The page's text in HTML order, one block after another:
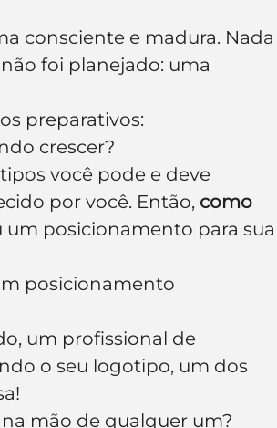
consciente e madura. Nada
foi planejado: uma
preparativos:
crescer?
você pode e deve
por você. Então, como
posicionamento para sua
posicionamento
um profissional de
o seu logotipo, um dos
mão de qualquer um?